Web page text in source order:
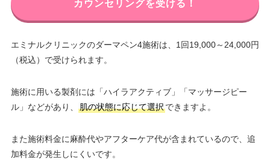
カウンセリングを受ける！
エミナルクリニックのダーマペン4施術は、1回19,000～24,000円
（税込）で受けられます。
施術に用いる製剤には「ハイラアクティブ」「マッサージピー
ル」などがあり、
肌の状態に応じて選択できますよ。
また施術料金に麻酔代やアフターケア代が含まれているので、追
加料金が発生しにくいです。